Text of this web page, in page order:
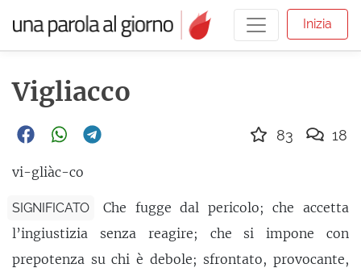
Inizia
Vigliacco
vi-gliàc-co
SIGNIFICATO
Che fugge dal pericolo; che accetta
l’ingiustizia senza reagire; che si impone con
prepotenza su chi è debole; sfrontato, provocante,
83 18